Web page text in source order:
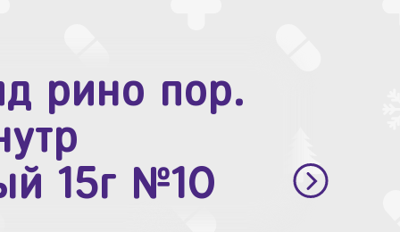
рино пор.
15г №10
п.п.о. 10мг